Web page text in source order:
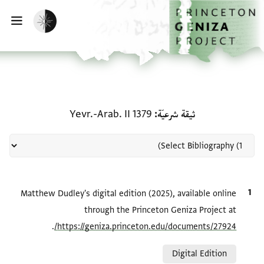
تخطي إلى المحتوى الرئيسي
الصفحة الرئيسية
تفعيل الوضع المظلم
ثيقة شرعيّة Yevr.-Arab. II 1379
الاقتباس المرجعي
Matthew Dudley's digital edition (2025), available online
through the Princeton Geniza Project at
https://geniza.princeton.edu/documents/27924/
.
Digital Edition